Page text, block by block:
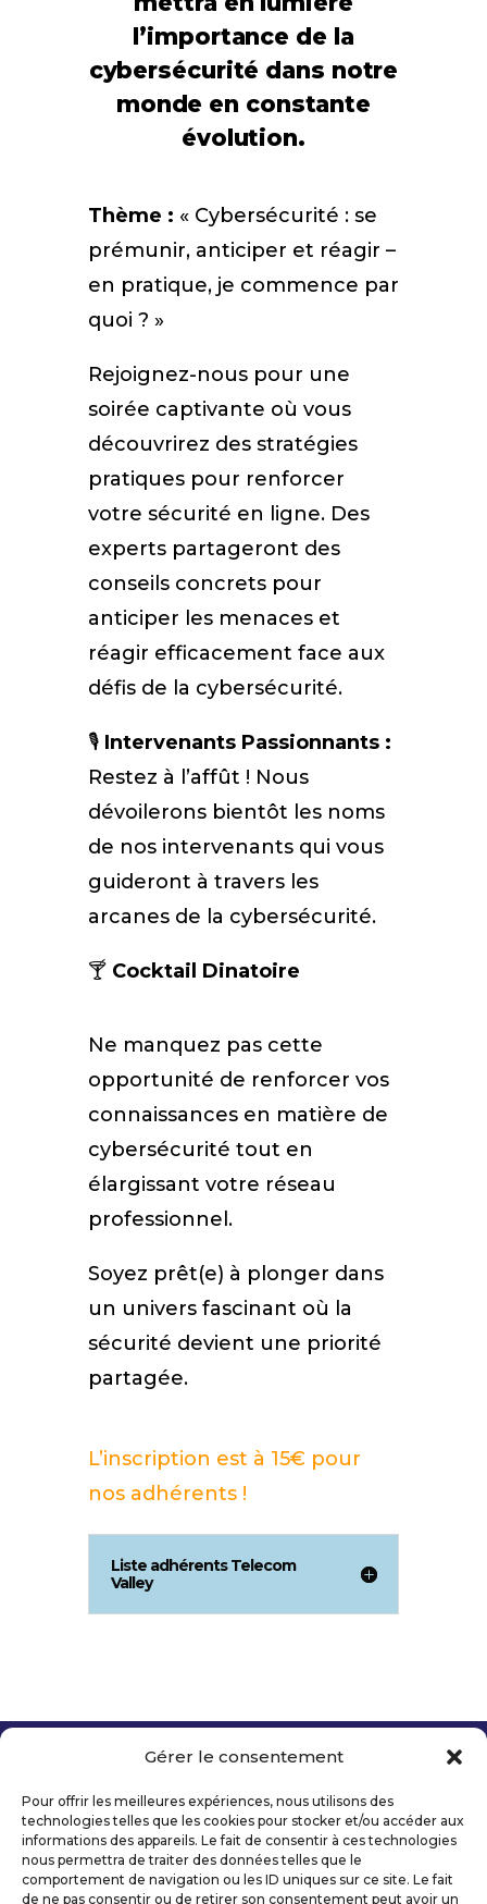
Gérer le consentement
Pour offrir les meilleures expériences, nous utilisons des
technologies telles que les cookies pour stocker et/ou accéder aux
informations des appareils. Le fait de consentir à ces technologies
nous permettra de traiter des données telles que le
comportement de navigation ou les ID uniques sur ce site. Le fait
de ne pas consentir ou de retirer son consentement peut avoir un
l’importance de la
cybersécurité dans notre
monde en constante
évolution.
Thème : « Cybersécurité : se
prémunir, anticiper et réagir –
en pratique, je commence par
quoi ? »
Rejoignez-nous pour une
soirée captivante où vous
découvrirez des stratégies
pratiques pour renforcer
votre sécurité en ligne. Des
experts partageront des
conseils concrets pour
anticiper les menaces et
réagir efficacement face aux
défis de la cybersécurité.
🎙️ Intervenants Passionnants :
Restez à l’affût ! Nous
dévoilerons bientôt les noms
de nos intervenants qui vous
guideront à travers les
arcanes de la cybersécurité.
🍸 Cocktail Dinatoire
Ne manquez pas cette
opportunité de renforcer vos
connaissances en matière de
cybersécurité tout en
élargissant votre réseau
professionnel.
Soyez prêt(e) à plonger dans
un univers fascinant où la
sécurité devient une priorité
partagée.
L’inscription est à 15€ pour
nos adhérents !
Liste adhérents Telecom
Valley
Mentions légales
Politique de confidentialité
Déclaration d’accessibilité numérique